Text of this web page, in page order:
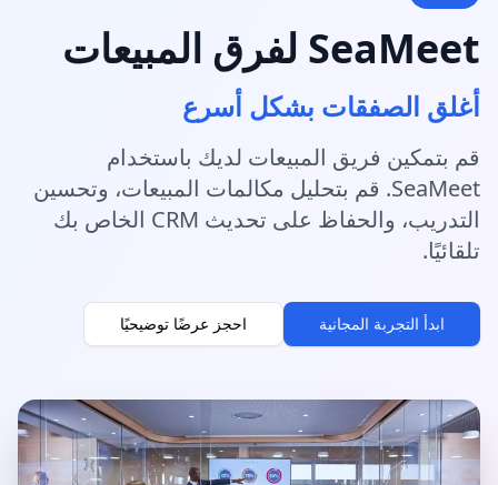
SeaMeet لفرق المبيعات
أغلق الصفقات بشكل أسرع
قم بتمكين فريق المبيعات لديك باستخدام
SeaMeet. قم بتحليل مكالمات المبيعات، وتحسين
التدريب، والحفاظ على تحديث CRM الخاص بك
تلقائيًا.
ابدأ التجربة المجانية احجز عرضًا توضيحيًا